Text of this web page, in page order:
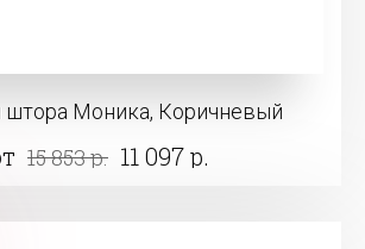
штора Моника, Коричневый
15 853 р. 11 097 р.